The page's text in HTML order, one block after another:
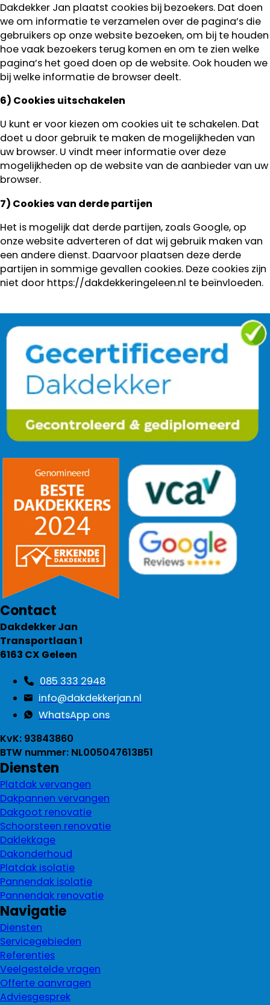
Dakdekker Jan plaatst cookies bij bezoekers. Dat doen
we om informatie te verzamelen over de pagina’s die
gebruikers op onze website bezoeken, om bij te houden
hoe vaak bezoekers terug komen en om te zien welke
pagina’s het goed doen op de website. Ook houden we
bij welke informatie de browser deelt.
6) Cookies uitschakelen
U kunt er voor kiezen om cookies uit te schakelen. Dat
doet u door gebruik te maken de mogelijkheden van
uw browser. U vindt meer informatie over deze
mogelijkheden op de website van de aanbieder van uw
browser.
7) Cookies van derde partijen
Het is mogelijk dat derde partijen, zoals Google, op
onze website adverteren of dat wij gebruik maken van
een andere dienst. Daarvoor plaatsen deze derde
partijen in sommige gevallen cookies. Deze cookies zijn
niet door https://dakdekkeringeleen.nl te beïnvloeden.
Contact
Dakdekker Jan
Transportlaan 1
6163 CX Geleen
085 333 2948
info@dakdekkerjan.nl
WhatsApp ons
KvK: 93843860
BTW nummer: NL005047613B51
Diensten
Platdak vervangen
Dakpannen vervangen
Dakgoot renovatie
Schoorsteen renovatie
Daklekkage
Dakonderhoud
Platdak isolatie
Pannendak isolatie
Pannendak renovatie
Navigatie
Diensten
Servicegebieden
Referenties
Veelgestelde vragen
Offerte aanvragen
Adviesgesprek